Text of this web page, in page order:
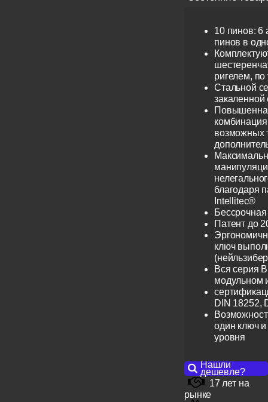
10 пинов: 6
пинов в
ригелем,
Стальной
закаленной
возможных
благодаря
Intellitec®
Патент до
ключ
Вся серия
модульном
DIN 18252,
один ключ и
уровня
Нашли
дешевле?
17 лет на
рынке